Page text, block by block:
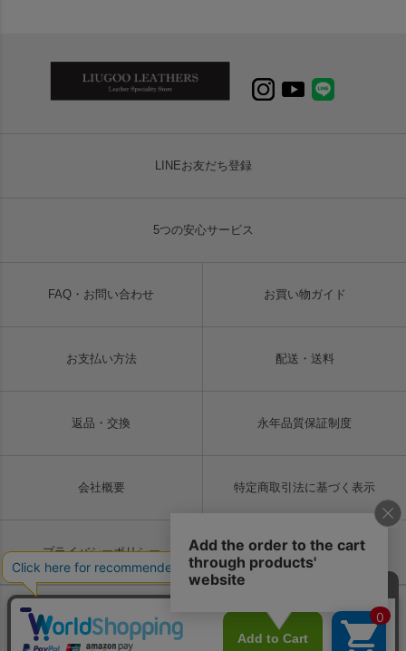
LINEお友だち登録
5つの安心サービス
FAQ・お問い合わせ お買い物ガイド
お支払い方法 配送・送料
返品・交換 永年品質保証制度
会社概要 特定商取引法に基づく表示
プライバシーポリシー ご利用規約
Copyright © LIUGOO Co., Ltd. All rights reserved.